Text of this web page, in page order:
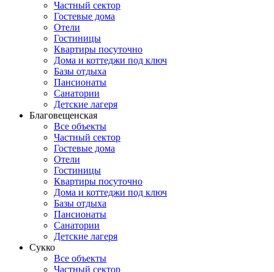
Частный сектор
Гостевые дома
Отели
Гостиницы
Квартиры посуточно
Дома и коттеджи под ключ
Базы отдыха
Пансионаты
Санатории
Детские лагеря
Благовещенская
Все объекты
Частный сектор
Гостевые дома
Отели
Гостиницы
Квартиры посуточно
Дома и коттеджи под ключ
Базы отдыха
Пансионаты
Санатории
Детские лагеря
Сукко
Все объекты
Частный сектор